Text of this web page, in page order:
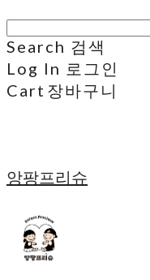
Search 검색
Log In 로그인
Cart 장바구니
앙팡프리슈